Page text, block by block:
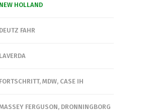
HOLLAND
FAHR
MDW, CASE IH
FERGUSON, DRONNINGBORG